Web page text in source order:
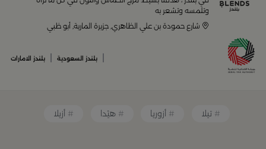
أواني تقديم فاخرة وأطقم مائدة راقية
أدوات القهوة والشاي الفريدة
قطع ديكور منزلية تضفي لمسة فنية
وتلمسه وتشعر به
شارع حمودة بن علي الظاهري, جزيرة المارية, أبو ظبي
بلندز السعودية بلندز الامارات
تيلا أزوريا هيْدا أزيلا